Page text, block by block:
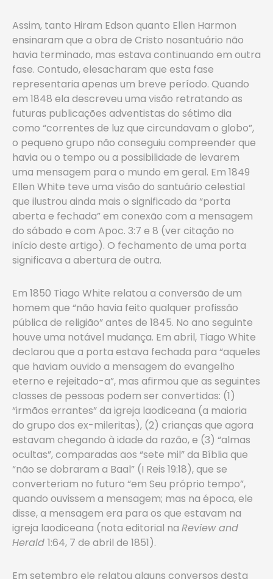
Assim, tanto Hiram Edson quanto Ellen Harmon
ensinaram que a obra de Cristo nosantuário não
havia terminado, mas estava continuando em outra
fase. Contudo, elesacharam que esta fase
representaria apenas um breve período. Quando
em 1848 ela descreveu uma visão retratando as
futuras publicações adventistas do sétimo dia
como “correntes de luz que circundavam o globo”,
o pequeno grupo não conseguiu compreender que
havia ou o tempo ou a possibilidade de levarem
uma mensagem para o mundo em geral. Em 1849
Ellen White teve uma visão do santuário celestial
que ilustrou ainda mais o significado da “porta
aberta e fechada” em conexão com a mensagem
do sábado e com Apoc. 3:7 e 8 (ver citação no
início deste artigo). O fechamento de uma porta
significava a abertura de outra.
Em 1850 Tiago White relatou a conversão de um
homem que “não havia feito qualquer profissão
pública de religião” antes de 1845. No ano seguinte
houve uma notável mudança. Em abril, Tiago White
declarou que a porta estava fechada para “aqueles
que haviam ouvido a mensagem do evangelho
eterno e rejeitado-a”, mas afirmou que as seguintes
classes de pessoas podem ser convertidas: (1)
“irmãos errantes” da igreja laodiceana (a maioria
do grupo dos ex-mileritas), (2) crianças que agora
estavam chegando à idade da razão, e (3) “almas
ocultas”, comparadas aos “sete mil” da Bíblia que
“não se dobraram a Baal” (I Reis 19:18), que se
converteriam no futuro “em Seu próprio tempo”,
quando ouvissem a mensagem; mas na época, ele
disse, a mensagem era para os que estavam na
igreja laodiceana (nota editorial na Review and
Herald 1:64, 7 de abril de 1851).
Em setembro ele relatou alguns conversos desta